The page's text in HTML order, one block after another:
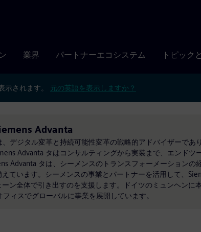
業界 パートナーエコシステム トピック
示されます。 元の英語を表示しますか？
Advanta
、デジタル変革と持続可能性変革の戦略的アドバイザーで
Advanta タはコンサルティングから実装まで、エンドツ
Advanta タは、シーメンスのトランスフォーメーション
ています。シーメンスの事業とパートナーを活用して、
ン全体で引き出すのを支援します。ドイツのミュンヘン
ィスでグローバルに事業を展開しています。